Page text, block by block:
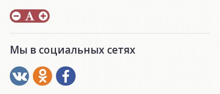
Мы в социальных сетях